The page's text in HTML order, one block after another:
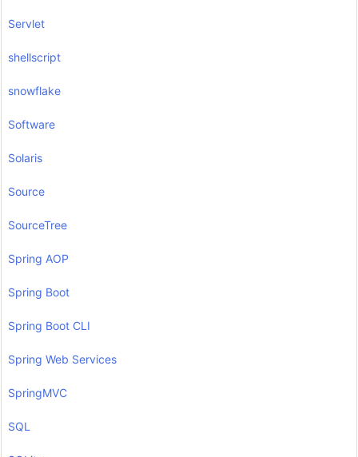
Servlet
shellscript
snowflake
Software
Solaris
Source
SourceTree
Spring AOP
Spring Boot
Spring Boot CLI
Spring Web Services
SpringMVC
SQL